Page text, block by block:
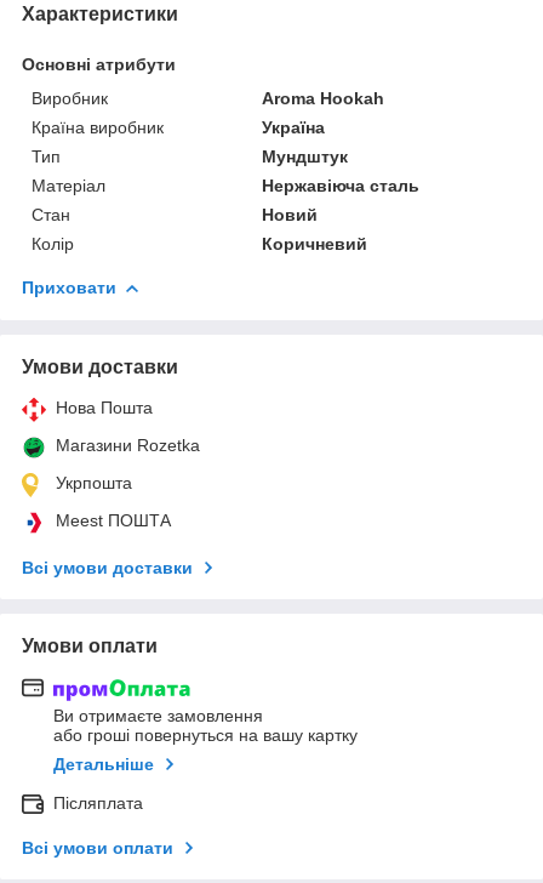
Характеристики
Основні атрибути
Виробник
Aroma Hookah
Країна виробник
Україна
Тип
Мундштук
Матеріал
Нержавіюча сталь
Стан
Новий
Колір
Коричневий
Приховати
Умови доставки
Нова Пошта
Магазини Rozetka
Укрпошта
Meest ПОШТА
Всі умови доставки
Умови оплати
Ви отримаєте замовлення
або гроші повернуться на вашу картку
Детальніше
Післяплата
Всі умови оплати